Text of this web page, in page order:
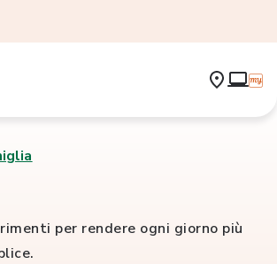
per rendere ogni giorno più